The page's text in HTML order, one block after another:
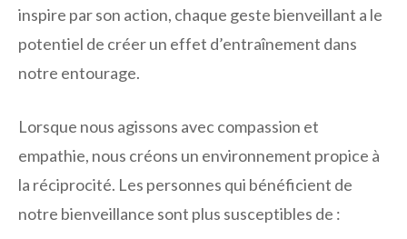
inspire par son action, chaque geste bienveillant a le
potentiel de créer un effet d’entraînement dans
notre entourage.
Lorsque nous agissons avec compassion et
empathie, nous créons un environnement propice à
la réciprocité. Les personnes qui bénéficient de
notre bienveillance sont plus susceptibles de :